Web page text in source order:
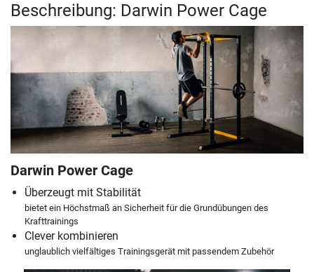
Beschreibung: Darwin Power Cage
Darwin Power Cage
Überzeugt mit Stabilität
bietet ein Höchstmaß an Sicherheit für die Grundübungen des
Krafttrainings
Clever kombinieren
unglaublich vielfältiges Trainingsgerät mit passendem Zubehör